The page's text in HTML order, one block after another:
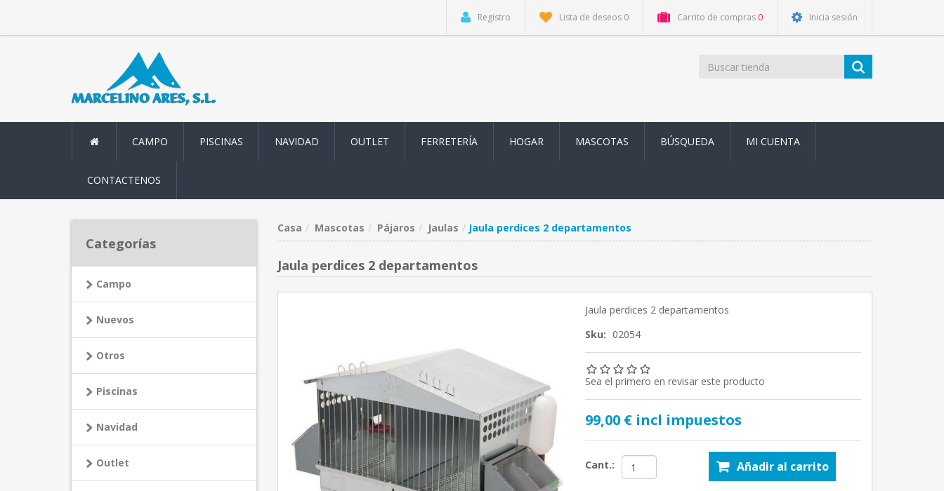
Registro Lista de deseos 0 Carrito de compras 0 Inicia sesión
CAMPO PISCINAS NAVIDAD OUTLET FERRETERÍA HOGAR MASCOTAS BÚSQUEDA MI CUENTA
CONTACTENOS
Casa Mascotas Pájaros Jaulas Jaula perdices 2 departamentos
Jaula perdices 2 departamentos
Jaula perdices 2 departamentos
Sku: 02054
Sea el primero en revisar este producto
99,00 € incl impuestos
Cant.: Añadir al carrito
Categorías
Campo
Nuevos
Otros
Piscinas
Navidad
Outlet